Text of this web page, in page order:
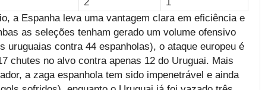
a Espanha leva uma vantagem clara em eficiência e
as seleções tenham gerado um volume ofensivo
uruguaias contra 44 espanholas), o ataque europeu é
chutes no alvo contra apenas 12 do Uruguai. Mais
a zaga espanhola tem sido impenetrável e ainda